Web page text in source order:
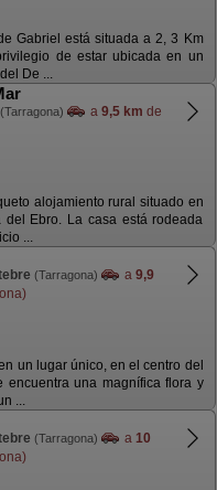
Gabriel está situada a 2, 3 Km
de estar ubicada en un
De ...
(Tarragona) a 9,5 km de
alojamiento rural situado en
Ebro. La casa está rodeada
...
(Tarragona) a 9,9
un lugar único, en el centro del
encuentra una magnífica flora y
...
(Tarragona) a 10